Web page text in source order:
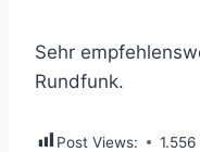
Sehr
Rundfunk.
Post Views: 1.556